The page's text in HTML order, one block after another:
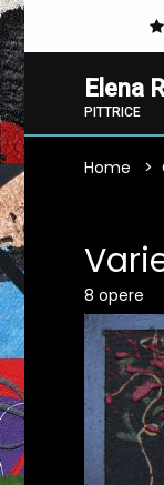
Elena
PITTRICE
Home
8 opere